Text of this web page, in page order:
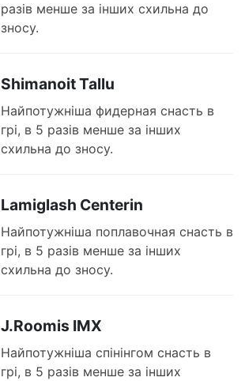
разів менше за інших схильна до
зносу.
Shimanoit Tallu
Найпотужніша фидерная снасть в
грі, в 5 разів менше за інших
схильна до зносу.
Lamiglash Centerin
Найпотужніша поплавочная снасть в
грі, в 5 разів менше за інших
схильна до зносу.
J.Roomis IMX
Найпотужніша спінінгом снасть в
грі, в 5 разів менше за інших